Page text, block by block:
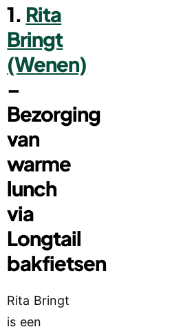
1. Rita
Bringt
(Wenen)
–
Bezorging
van
warme
lunch
via
Longtail
bakfietsen
Rita Bringt
is een